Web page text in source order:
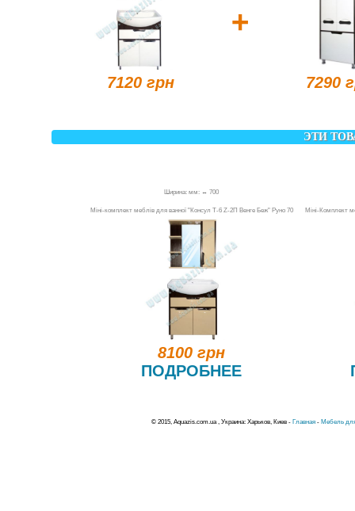
7120 грн
+
7290
ЭТИ
Ширина: мм: ↔ 700
Міні-комплект меблів для ванної "Консул Т-6 Z-2П Венге Беж" Руно 70
8100 грн
ПОДРОБНЕЕ
Міні-Комплект
© 2015, Aquazis.com.ua , Украина: Харьков, Киев - Главная - Мебель